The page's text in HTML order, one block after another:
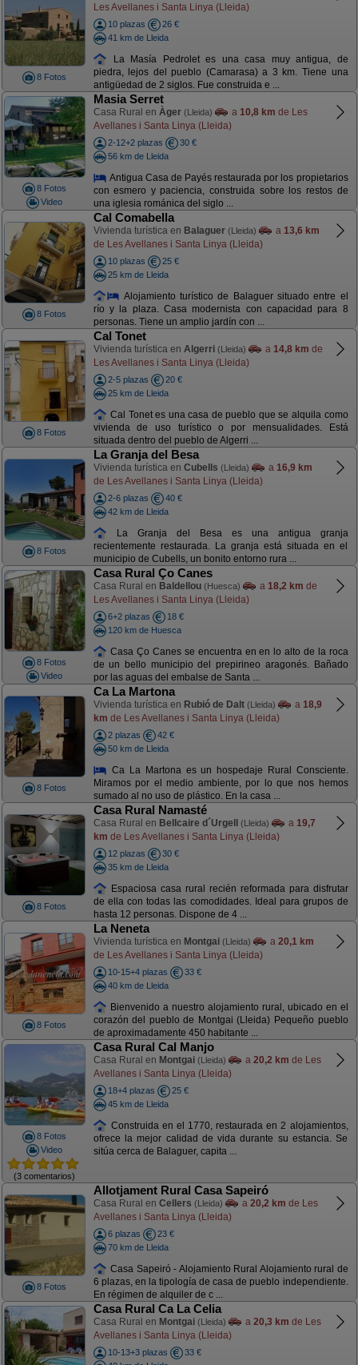
8 Fotos
Les Avellanes i Santa Linya (Lleida)
10 plazas
26 €
41 km de Lleida
La Masía Pedrolet es una casa muy antigua, de
piedra, lejos del pueblo (Camarasa) a 3 km. Tiene una
antigüedad de 2 siglos. Fue construida e ...
8 Fotos
Video
Masia Serret
Casa Rural en Àger (Lleida) a 10,8 km de Les
Avellanes i Santa Linya (Lleida)
2-12+2 plazas
30 €
56 km de Lleida
Antigua Casa de Payés restaurada por los propietarios
con esmero y paciencia, construida sobre los restos de
una iglesia románica del siglo ...
8 Fotos
Cal Comabella
Vivienda turística en Balaguer (Lleida) a 13,6 km
de Les Avellanes i Santa Linya (Lleida)
10 plazas
25 €
25 km de Lleida
Alojamiento turístico de Balaguer situado entre el
río y la plaza. Casa modernista con capacidad para 8
personas. Tiene un amplio jardín con ...
8 Fotos
Cal Tonet
Vivienda turística en Algerri (Lleida) a 14,8 km de
Les Avellanes i Santa Linya (Lleida)
2-5 plazas
20 €
25 km de Lleida
Cal Tonet es una casa de pueblo que se alquila como
vivienda de uso turístico o por mensualidades. Está
situada dentro del pueblo de Algerri ...
8 Fotos
La Granja del Besa
Vivienda turística en Cubells (Lleida) a 16,9 km
de Les Avellanes i Santa Linya (Lleida)
2-6 plazas
40 €
42 km de Lleida
La Granja del Besa es una antigua granja
recientemente restaurada. La granja está situada en el
municipio de Cubells, un bonito entorno rura ...
8 Fotos
Video
Casa Rural Ço Canes
Casa Rural en Baldellou (Huesca) a 18,2 km de
Les Avellanes i Santa Linya (Lleida)
6+2 plazas
18 €
120 km de Huesca
Casa Ço Canes se encuentra en en lo alto de la roca
de un bello municipio del prepirineo aragonés. Bañado
por las aguas del embalse de Santa ...
8 Fotos
Ca La Martona
Vivienda turística en Rubió de Dalt (Lleida) a 18,9
km de Les Avellanes i Santa Linya (Lleida)
2 plazas
42 €
50 km de Lleida
Ca La Martona es un hospedaje Rural Consciente.
Miramos por el medio ambiente, por lo que nos hemos
sumado al no uso de plástico. En la casa ...
8 Fotos
Casa Rural Namasté
Casa Rural en Bellcaire d´Urgell (Lleida) a 19,7
km de Les Avellanes i Santa Linya (Lleida)
12 plazas
30 €
35 km de Lleida
Espaciosa casa rural recién reformada para disfrutar
de ella con todas las comodidades. Ideal para grupos de
hasta 12 personas. Dispone de 4 ...
8 Fotos
La Neneta
Vivienda turística en Montgai (Lleida) a 20,1 km
de Les Avellanes i Santa Linya (Lleida)
10-15+4 plazas
33 €
40 km de Lleida
Bienvenido a nuestro alojamiento rural, ubicado en el
corazón del pueblo de Montgai (Lleida) Pequeño pueblo
de aproximadamente 450 habitante ...
8 Fotos
Video
(3 comentarios)
Casa Rural Cal Manjo
Casa Rural en Montgai (Lleida) a 20,2 km de Les
Avellanes i Santa Linya (Lleida)
18+4 plazas
25 €
45 km de Lleida
Construida en el 1770, restaurada en 2 alojamientos,
ofrece la mejor calidad de vida durante su estancia. Se
sitúa cerca de Balaguer, capita ...
8 Fotos
Allotjament Rural Casa Sapeiró
Casa Rural en Cellers (Lleida) a 20,2 km de Les
Avellanes i Santa Linya (Lleida)
6 plazas
23 €
70 km de Lleida
Casa Sapeiró - Alojamiento Rural Alojamiento rural de
6 plazas, en la tipología de casa de pueblo independiente.
En régimen de alquiler de c ...
Casa Rural Ca La Celia
Casa Rural en Montgai (Lleida) a 20,3 km de Les
Avellanes i Santa Linya (Lleida)
10-13+3 plazas
33 €